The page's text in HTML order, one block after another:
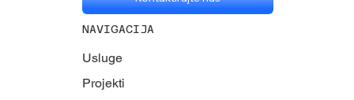
NAVIGACIJA
Usluge
Projekti